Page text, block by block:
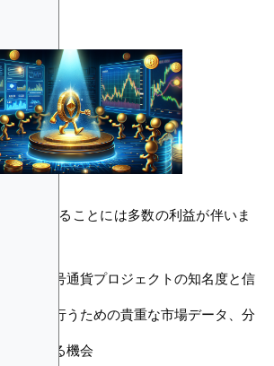
上場されることには多数の利益が伴いま
内での暗号通貨プロジェクトの知名度と信
た決定を行うための貴重な市場データ、分
略化する機会